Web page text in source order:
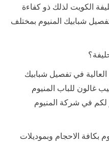
الكويت لذلك ذو كفاءة
شبابيك المنيوم بمختلف
العالية في تفصيل شبابيك
غالون للباب المنيوم
لكم في شركة المنيوم
بكافة الاحجام وبموديلات